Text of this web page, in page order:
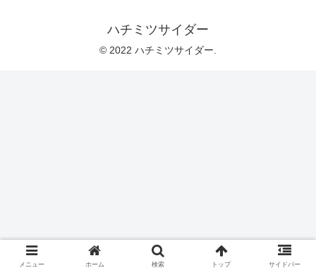
ハチミツサイダー
© 2022 ハチミツサイダー.
メニュー ホーム 検索 トップ サイドバー